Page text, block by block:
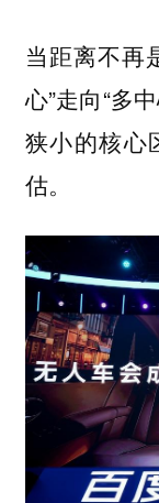
当距离不再
心”走向“多
狭小的核心
估。